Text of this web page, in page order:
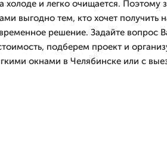
холоде и легко очищается. Поэтому
выгодно тем, кто хочет получить
решение. Задайте
подберем проект и
окнами в Челябинске или с